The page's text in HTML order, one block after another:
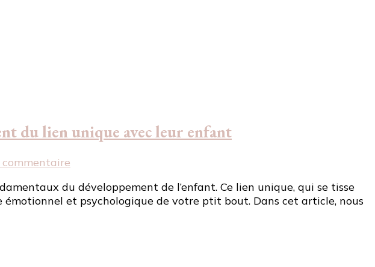
du lien unique avec leur enfant
commentaire
d’attachement
:
du développement de l’enfant. Ce lien unique, qui se tisse
et psychologique de votre ptit bout. Dans cet article, nous